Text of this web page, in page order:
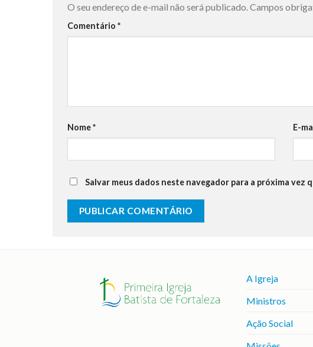
O seu endereço de e-mail não será publicado. Campos
Comentário *
Nome* E-
Salvar meus dados neste navegador para a próxima vez
A Igreja
Ministros
Ação Social